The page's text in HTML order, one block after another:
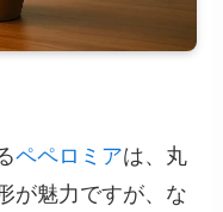
ペペロミアは、丸
が魅力ですが、な